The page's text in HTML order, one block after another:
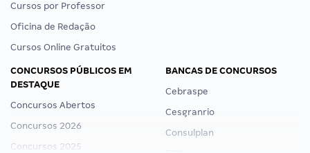
Cursos por Professor
Oficina de Redação
Cursos Online Gratuitos
CONCURSOS PÚBLICOS EM
DESTAQUE
Concursos Abertos
Concursos 2026
Concursos 2025
BANCAS DE CONCURSOS
Cebraspe
Cesgranrio
Consulplan